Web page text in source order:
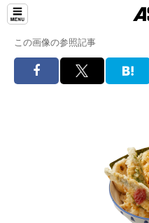
この画像の参照記事